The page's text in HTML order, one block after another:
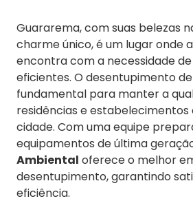
Guararema, com suas belezas
charme único, é um lugar onde
encontra com a necessidade
eficientes. O desentupimento
fundamental para manter a
residências e
cidade. Com uma equipe
equipamentos de última
Ambiental oferece o melhor
desentupimento, garantindo
eficiência.